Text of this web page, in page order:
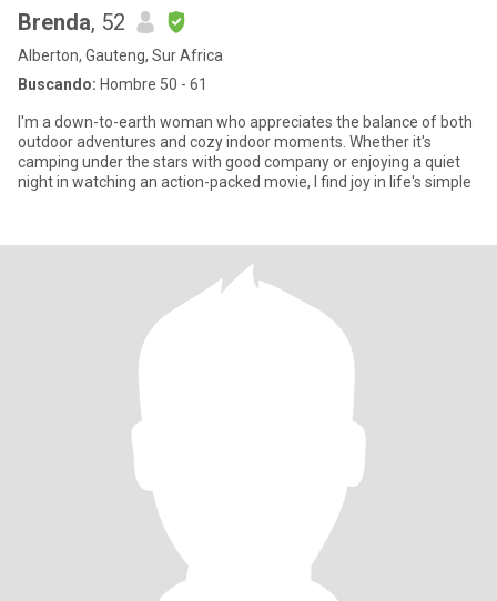
Brenda, 52
Alberton, Gauteng, Sur Africa
Buscando: Hombre 50 - 61
I'm a down-to-earth woman who appreciates the balance of both
outdoor adventures and cozy indoor moments. Whether it's
camping under the stars with good company or enjoying a quiet
night in watching an action-packed movie, I find joy in life's simple